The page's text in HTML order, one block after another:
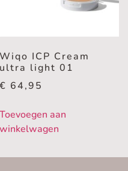
Wiqo ICP Cream
ultra light 01
€ 64,95
Toevoegen aan
winkelwagen